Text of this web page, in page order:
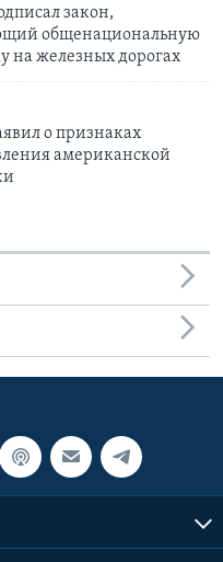
закон,
общенациональную
на железных дорогах
о признаках
американской